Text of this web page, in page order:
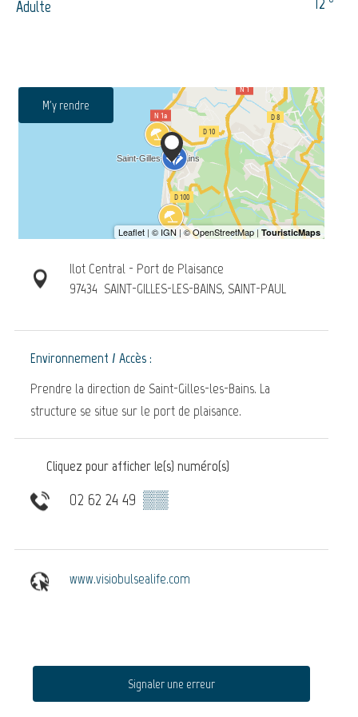
Adulte
M'y rendre
Ilot Central - Port de Plaisance
97434 SAINT-GILLES-LES-BAINS, SAINT-PAUL
Environnement / Accès :
Prendre la direction de Saint-Gilles-les-Bains. La
structure se situe sur le port de plaisance.
Cliquez pour afficher le(s) numéro(s)
02 62 24 49 ▒▒
www.visiobulsealife.com
Signaler une erreur